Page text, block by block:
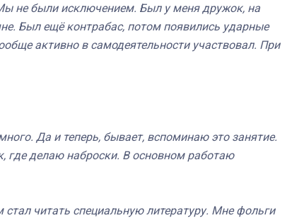
не были исключением. Был у меня дружок, на
Был ещё контрабас, потом появились ударные
активно в самодеятельности участвовал. При
Да и теперь, бывает, вспоминаю это занятие.
где делаю наброски. В основном работаю
читать специальную литературу. Мне фольги